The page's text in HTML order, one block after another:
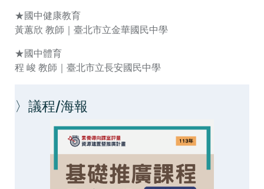
★國中健康教育
黃蕙欣 教師｜臺北市立金華國民中學
★國中體育
程 峻 教師｜臺北市立長安國民中學
〉議程/海報